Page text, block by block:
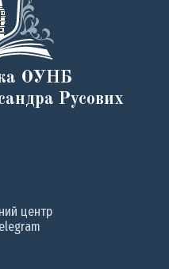
ОУНБ
Русових
центр